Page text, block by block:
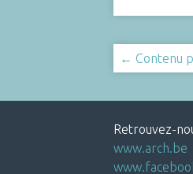
← Contenu
Retrouvez-
www.arch.be